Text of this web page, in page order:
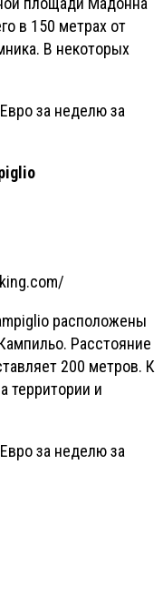
в 150 метрах от
В некоторых
за неделю за
расположены
Расстояние
200 метров. К
территории и
за неделю за